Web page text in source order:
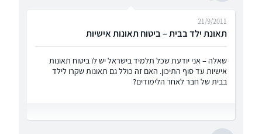
תאונת ילד בבית – ביטוח תאונות אישיות
21/9/2011
שאלה – אני יודעת שכל תלמיד בישראל יש לו ביטוח תאונות
אישיות עד סוף התיכון. האם זה כולל גם תאונות שקרו לילד
בבית של חבר לאחר הלימודים?